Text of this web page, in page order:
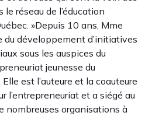
réseau de l’éducation
»Depuis 10 ans, Mme
du développement d’initiatives
sous les auspices du
jeunesse du
est l’auteure et la coauteure
l’entrepreneuriat et a siégé au
nombreuses organisations à